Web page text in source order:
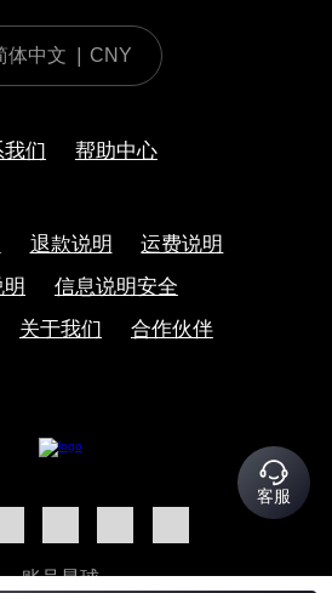
体中文 CNY
们 帮助中心
退款说明
运费说明
信息说明安全
关于我们 合作伙伴
账号星球
客服